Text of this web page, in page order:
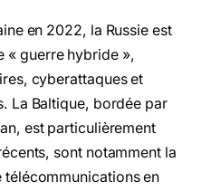
en 2022, la Russie est
« guerre hybride »,
cyberattaques et
La Baltique, bordée par
est particulièrement
sont notamment la
en